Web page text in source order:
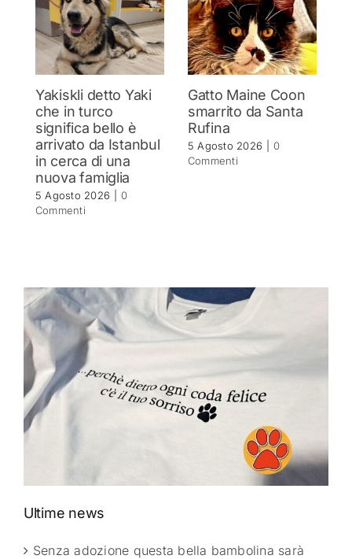
Yakiskli detto Yaki
che in turco
significa bello è
arrivato da Istanbul
in cerca di una
nuova famiglia
5 Agosto 2026
0
Commenti
Gatto Maine Coon
smarrito da Santa
Rufina
5 Agosto 2026
0
Commenti
Ultime news
Senza adozione questa bella bambolina sarà